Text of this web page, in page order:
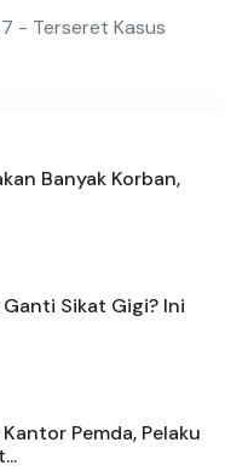
- Terseret Kasus
Banyak Korban,
Sikat Gigi? Ini
Pemda, Pelaku